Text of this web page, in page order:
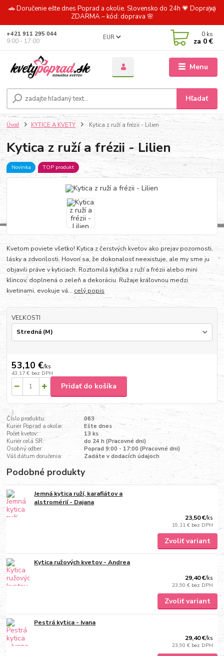
🚗 Doručenie ešte dnes Poprad a okolie. Slovensko do 24h 💗 Doprava
ZDARMA – kód: doprava 🌸
Menu
EUR
Hľadať
+421 911 295 044
9:00 - 17:00
0 ks
za 0 €
Úvod KYTICE A KVETY Kytica z ruží a frézii - Lilien
Kytica z ruží a frézii - Lilien
Novinka TOP produkt
Kvetom poviete všetko! Kytica z čerstvých kvetov ako prejav pozornosti,
lásky a zdvorilosti. Hovorí sa, že dokonalosť neexistuje, ale my sme ju
objavili práve v kyticiach. Roztomilá kytička z ruží a frézii alebo mini
klincov, doplnená o zeleň a dekoráciu. Ružaje kráľovnou medzi
kvetinami, evokuje vá... celý popis
VEĽKOSTI
53,10 €/ks
43,17 € bez DPH
Pridať do košíka
Číslo produktu:
063
Kuriér Poprad a okolie:
Ešte dnes
Počet kvetov:
13 ks
Kuriér celá SR:
do 24 h (Pracovné dni)
Osobný odber:
Poprad 9:00 - 17:00 (Pracovné dni)
Váš dátum doručenia:
Zadáte v dodacích údajoch
Podobné produkty
Jemná kytica ruží, karafiátov a
alstromérií - Dajana
23,50 €/ks
19,11 € bez DPH
Zvoliť variant
Kytica ružových kvetov - Andrea
29,40 €/ks
23,90 € bez DPH
Zvoliť variant
Pestrá kytica - Ivana
29,40 €/ks
23,90 € bez DPH